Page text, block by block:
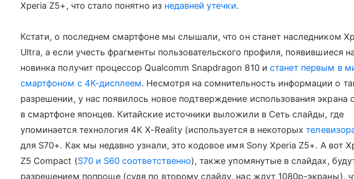
Xperia Z5+, что стало понятно из недавней утечки.
Кстати, о последнем смартфоне мы слышали, что он станет наследником
Ultra, а если учесть фрагменты пользовательского профиля, появившиеся
новинка получит процессор Qualcomm Snapdragon 810 и станет первым в
смартфоном с 4К-дисплеем. Несмотря на сомнительность информации о
разрешении, у нас появилось новое подтверждение использования экрана
в смартфоне японцев. Китайские источники выложили в Сеть слайды, где
упоминается технология 4K X-Reality (используется в некоторых
для S70+. Как мы недавно узнали, это кодовое имя Sony Xperia Z5+. А вот
Z5 Compact (S70 и S60 соответственно), также упомянутые в слайдах,
разрешением попроще (судя по второму слайду, нас ждут 1080p-экраны),